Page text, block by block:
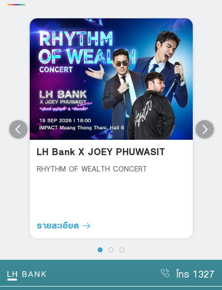
LH Bank X JOEY PHUWASIT
RHYTHM OF WEALTH CONCERT
รายละเอียด
โทร 1327